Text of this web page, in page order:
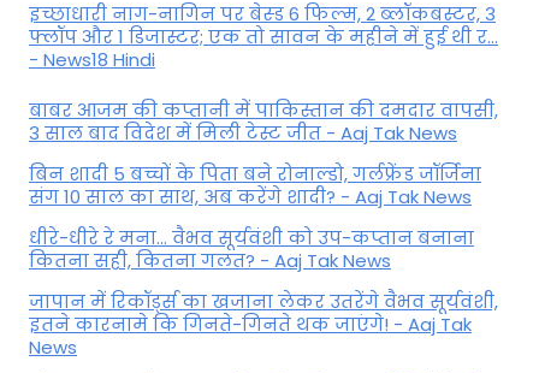
इच्छाधारी नाग-नागिन पर बेस्ड 6 फिल्म, 2 ब्लॉकबस्टर, 3
फ्लॉप और 1 डिजास्टर; एक तो सावन के महीने में हुई थी र...
- News18 Hindi
बाबर आजम की कप्तानी में पाकिस्तान की दमदार वापसी,
3 साल बाद विदेश में मिली टेस्ट जीत - Aaj Tak News
बिन शादी 5 बच्चों के पिता बने रोनाल्डो, गर्लफ्रेंड जॉर्जिना
संग 10 साल का साथ, अब करेंगे शादी? - Aaj Tak News
धीरे-धीरे रे मना… वैभव सूर्यवंशी को उप-कप्तान बनाना
कितना सही, कितना गलत? - Aaj Tak News
जापान में रिकॉर्ड्स का खजाना लेकर उतरेंगे वैभव सूर्यवंशी,
इतने कारनामे कि गिनते-गिनते थक जाएंगे! - Aaj Tak
News